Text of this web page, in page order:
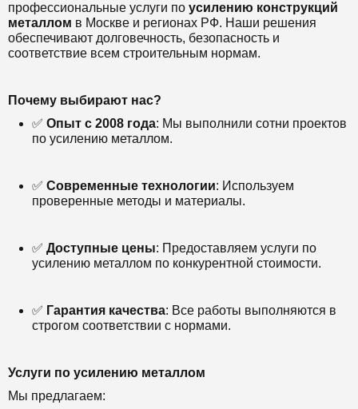
профессиональные услуги по усилению конструкций
металлом в Москве и регионах РФ. Наши решения
обеспечивают долговечность, безопасность и
соответствие всем строительным нормам.
Почему выбирают нас?
✅ Опыт с 2008 года: Мы выполнили сотни проектов
по усилению металлом.
✅ Современные технологии: Используем
проверенные методы и материалы.
✅ Доступные цены: Предоставляем услуги по
усилению металлом по конкурентной стоимости.
✅ Гарантия качества: Все работы выполняются в
строгом соответствии с нормами.
Услуги по усилению металлом
Мы предлагаем: